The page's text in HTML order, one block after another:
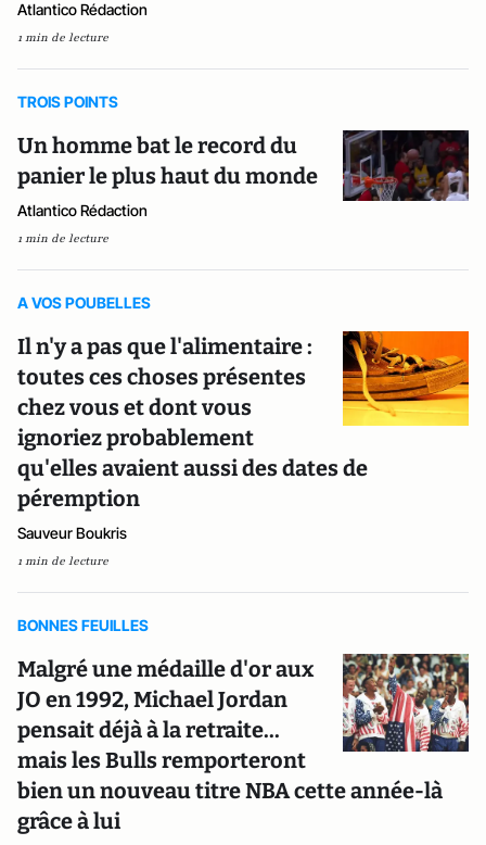
Atlantico Rédaction
1 min de lecture
TROIS POINTS
Un homme bat le record du
panier le plus haut du monde
Atlantico Rédaction
1 min de lecture
A VOS POUBELLES
Il n'y a pas que l'alimentaire :
toutes ces choses présentes
chez vous et dont vous
ignoriez probablement
qu'elles avaient aussi des dates de
péremption
Sauveur Boukris
1 min de lecture
BONNES FEUILLES
Malgré une médaille d'or aux
JO en 1992, Michael Jordan
pensait déjà à la retraite...
mais les Bulls remporteront
bien un nouveau titre NBA cette année-là
grâce à lui